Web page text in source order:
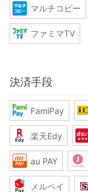
マルチコピー
ファミマTV
決済手段
FamiPay
楽天Edy
au PAY
メルペイ